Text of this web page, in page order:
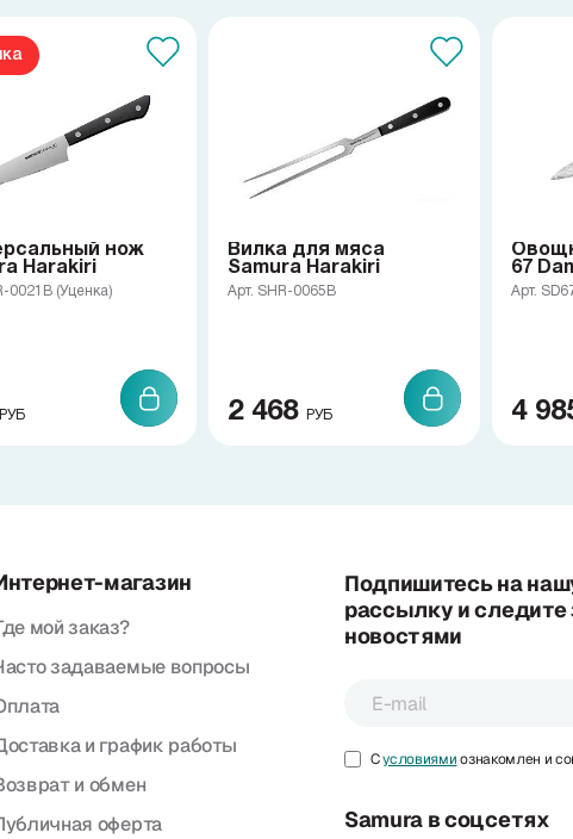
нож
Harakiri
0021B (Уценка)
РУБ
Вилка для мяса
Samura Harakiri
Арт. SHR-0065B
2 468 РУБ
67
Арт.
4
магазин
мой заказ?
задаваемые вопросы
и график работы
и обмен
оферта
Подпишитесь на
рассылку и следите
новостями
Сусловиямиознакомлен и
Samura в соцсетях